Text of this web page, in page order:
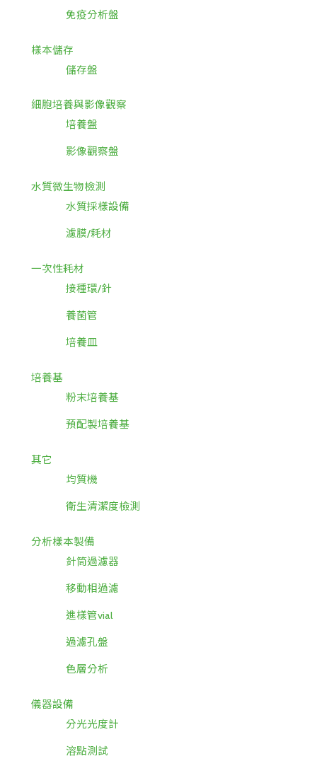
免疫分析盤
樣本儲存
儲存盤
細胞培養與影像觀察
培養盤
影像觀察盤
水質微生物檢測
水質採樣設備
濾膜/耗材
一次性耗材
接種環/針
養菌管
培養皿
培養基
粉末培養基
預配製培養基
其它
均質機
衛生清潔度檢測
分析樣本製備
針筒過濾器
移動相過濾
進樣管vial
過濾孔盤
色層分析
儀器設備
分光光度計
溶點測試